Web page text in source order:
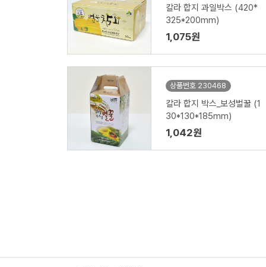
칼라 합지 과일박스 (420*
325*200mm)
1,075원
상품번호 230468
칼라 합지 박스_보성벌꿀 (1
30*130*185mm)
1,042원